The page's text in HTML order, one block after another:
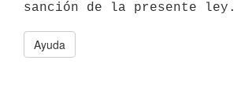
Ayuda